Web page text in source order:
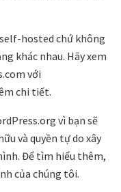
hosted chứ không
khác nhau. Hãy xem
với
chi tiết.
vì bạn sẽ
và quyền tự do xây
Để tìm hiểu thêm,
của chúng tôi.